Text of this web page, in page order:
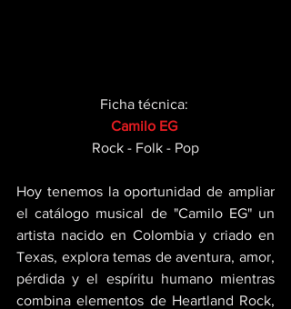
Ficha técnica:
Camilo EG
Rock - Folk - Pop
Hoy tenemos la oportunidad de ampliar
el catálogo musical de "Camilo EG" un
artista nacido en Colombia y criado en
Texas, explora temas de aventura, amor,
pérdida y el espíritu humano mientras
combina elementos de Heartland Rock,